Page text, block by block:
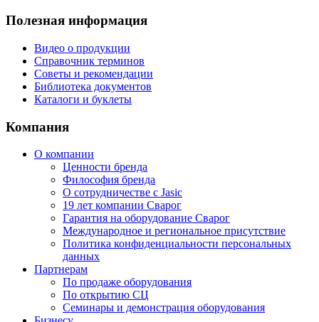
Полезная информация
Видео о продукции
Справочник терминов
Советы и рекомендации
Библиотека документов
Каталоги и буклеты
Компания
О компании
Ценности бренда
Философия бренда
О сотрудничестве с Jasic
19 лет компании Сварог
Гарантия на оборудование Сварог
Международное и региональное присутствие
Политика конфиденциальности персональных
данных
Партнерам
По продаже оборудования
По открытию СЦ
Семинары и демонстрация оборудования